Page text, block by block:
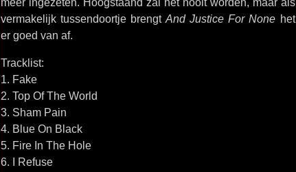
vermakelijk tussendoortje brengt And Justice For None het
er goed van af.
Tracklist:
1. Fake
2. Top Of The World
3. Sham Pain
4. Blue On Black
5. Fire In The Hole
6. I Refuse